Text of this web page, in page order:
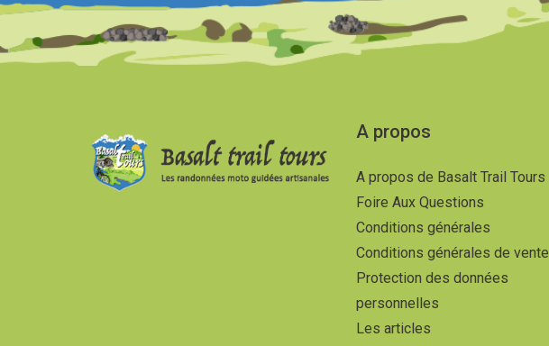
A propos
A propos de Basalt Trail Tours
Foire Aux Questions
Conditions générales
Conditions générales de vente
Protection des données
personnelles
Les articles